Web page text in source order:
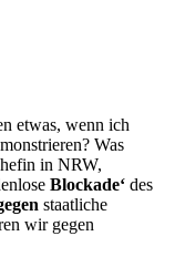
etwas, wenn ich
Was
in NRW,
Blockade‘ des
staatliche
wir gegen